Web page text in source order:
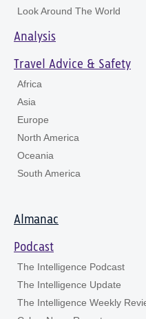
Look Around The World
Analysis
Travel Advice & Safety
Africa
Asia
Europe
North America
Oceania
South America
Almanac
Podcast
The Intelligence Podcast
The Intelligence Update
The Intelligence Weekly